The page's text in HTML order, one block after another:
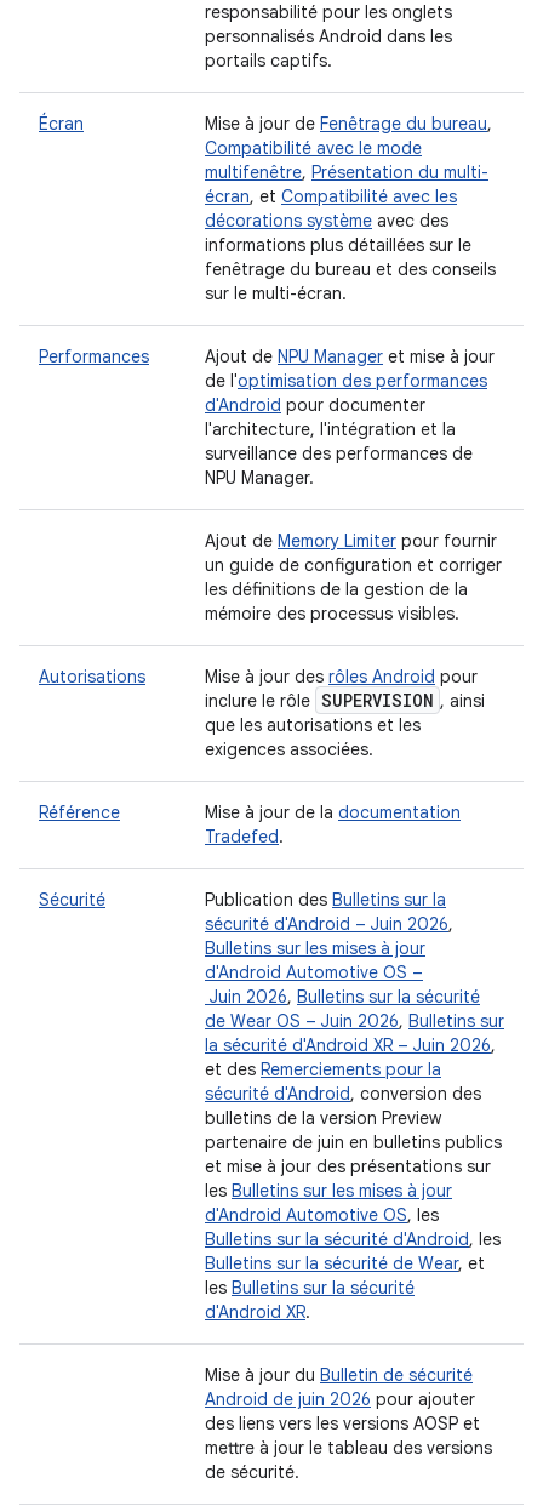
responsabilité pour les onglets
personnalisés Android dans les
portails captifs.
Écran Mise à jour de Fenêtrage du bureau,
Compatibilité avec le mode
multifenêtre, Présentation du multi-
écran, et Compatibilité avec les
décorations système avec des
informations plus détaillées sur le
fenêtrage du bureau et des conseils
sur le multi-écran.
Performances Ajout de NPU Manager et mise à jour
de l'optimisation des performances
d'Android pour documenter
l'architecture, l'intégration et la
surveillance des performances de
NPU Manager.
Ajout de Memory Limiter pour fournir
un guide de configuration et corriger
les définitions de la gestion de la
mémoire des processus visibles.
Autorisations Mise à jour des rôles Android pour
inclure le rôle SUPERVISION , ainsi
que les autorisations et les
exigences associées.
Référence Mise à jour de la documentation
Tradefed.
Sécurité Publication des Bulletins sur la
sécurité d'Android – Juin 2026,
Bulletins sur les mises à jour
d'Android Automotive OS –
Juin 2026, Bulletins sur la sécurité
de Wear OS – Juin 2026, Bulletins sur
la sécurité d'Android XR – Juin 2026,
et des Remerciements pour la
sécurité d'Android, conversion des
bulletins de la version Preview
partenaire de juin en bulletins publics
et mise à jour des présentations sur
les Bulletins sur les mises à jour
d'Android Automotive OS, les
Bulletins sur la sécurité d'Android, les
Bulletins sur la sécurité de Wear, et
les Bulletins sur la sécurité
d'Android XR.
Mise à jour du Bulletin de sécurité
Android de juin 2026 pour ajouter
des liens vers les versions AOSP et
mettre à jour le tableau des versions
de sécurité.